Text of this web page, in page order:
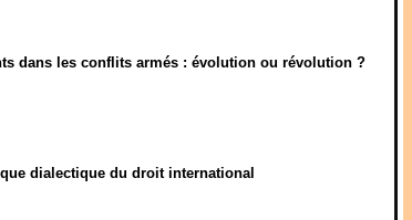
dans les conflits armés : évolution ou révolution ?
dialectique du droit international